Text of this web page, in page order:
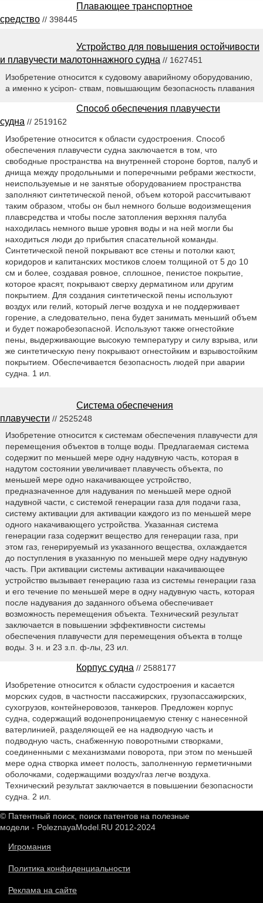
Плавающее транспортное
средство // 398445
Устройство для повышения остойчивости
и плавучести малотоннажного судна // 1627451
Изобретение относится к судовому аварийному оборудованию,
а именно к ycipon- ствам, повышающим безопасность плавания
Способ обеспечения плавучести
судна // 2519162
Изобретение относится к области судостроения. Способ
обеспечения плавучести судна заключается в том, что
свободные пространства на внутренней стороне бортов, палуб и
днища между продольными и поперечными ребрами жесткости,
неиспользуемые и не занятые оборудованием пространства
заполняют синтетической пеной, объем которой рассчитывают
таким образом, чтобы он был немного больше водоизмещения
плавсредства и чтобы после затопления верхняя палуба
находилась немного выше уровня воды и на ней могли бы
находиться люди до прибытия спасательной команды.
Синтетической пеной покрывают все стены и потолки кают,
коридоров и капитанских мостиков слоем толщиной от 5 до 10
см и более, создавая ровное, сплошное, пенистое покрытие,
которое красят, покрывают сверху дерматином или другим
покрытием. Для создания синтетической пены используют
воздух или гелий, который легче воздуха и не поддерживает
горение, а следовательно, пена будет занимать меньший объем
и будет пожаробезопасной. Используют также огнестойкие
пены, выдерживающие высокую температуру и силу взрыва, или
же синтетическую пену покрывают огнестойким и взрывостойким
покрытием. Обеспечивается безопасность людей при аварии
судна. 1 ил.
Система обеспечения
плавучести // 2525248
Изобретение относится к системам обеспечения плавучести для
перемещения объектов в толще воды. Предлагаемая система
содержит по меньшей мере одну надувную часть, которая в
надутом состоянии увеличивает плавучесть объекта, по
меньшей мере одно накачивающее устройство,
предназначенное для надувания по меньшей мере одной
надувной части, с системой генерации газа для подачи газа,
систему активации для активации каждого из по меньшей мере
одного накачивающего устройства. Указанная система
генерации газа содержит вещество для генерации газа, при
этом газ, генерируемый из указанного вещества, охлаждается
до поступления в указанную по меньшей мере одну надувную
часть. При активации системы активации накачивающее
устройство вызывает генерацию газа из системы генерации газа
и его течение по меньшей мере в одну надувную часть, которая
после надувания до заданного объема обеспечивает
возможность перемещения объекта. Технический результат
заключается в повышении эффективности системы
обеспечения плавучести для перемещения объекта в толще
воды. 3 н. и 23 з.п. ф-лы, 23 ил.
Корпус судна // 2588177
Изобретение относится к области судостроения и касается
морских судов, в частности пассажирских, грузопассажирских,
сухогрузов, контейнеровозов, танкеров. Предложен корпус
судна, содержащий водонепроницаемую стенку с нанесенной
ватерлинией, разделяющей ее на надводную часть и
подводную часть, снабженную поворотными створками,
соединенными с механизмами поворота, при этом по меньшей
мере одна створка имеет полость, заполненную герметичными
оболочками, содержащими воздух/газ легче воздуха.
Технический результат заключается в повышении безопасности
судна. 2 ил.
© Патентный поиск, поиск патентов на полезные
модели - PoleznayaModel.RU 2012-2024
Игромания
Политика конфиденциальности
Реклама на сайте